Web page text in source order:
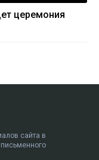
церемония
сайта в